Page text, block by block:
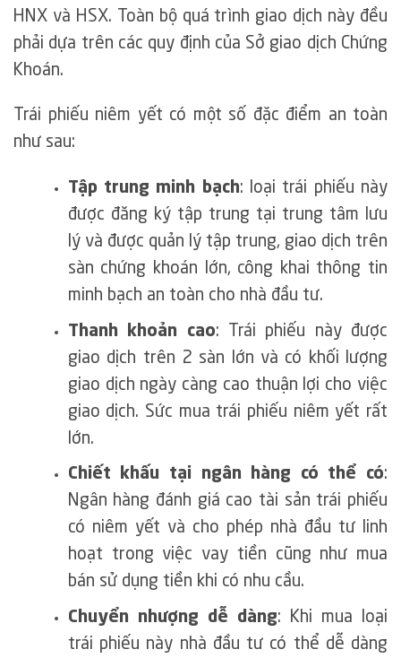
HNX và HSX. Toàn bộ quá trình giao dịch này đều
phải dựa trên các quy định của Sở giao dịch Chứng
Khoán.
Trái phiếu niêm yết có một số đặc điểm an toàn
như sau:
Tập trung minh bạch: loại trái phiếu này
được đăng ký tập trung tại trung tâm lưu
lý và được quản lý tập trung, giao dịch trên
sàn chứng khoán lớn, công khai thông tin
minh bạch an toàn cho nhà đầu tư.
Thanh khoản cao: Trái phiếu này được
giao dịch trên 2 sàn lớn và có khối lượng
giao dịch ngày càng cao thuận lợi cho việc
giao dịch. Sức mua trái phiếu niêm yết rất
lớn.
Chiết khấu tại ngân hàng có thể có:
Ngân hàng đánh giá cao tài sản trái phiếu
có niêm yết và cho phép nhà đầu tư linh
hoạt trong việc vay tiền cũng như mua
bán sử dụng tiền khi có nhu cầu.
Chuyển nhượng dễ dàng: Khi mua loại
trái phiếu này nhà đầu tư có thể dễ dàng